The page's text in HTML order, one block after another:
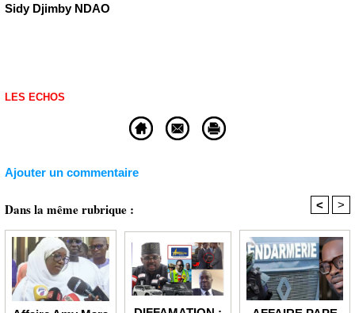
Sidy Djimby NDAO
LES ECHOS
Ajouter un commentaire
Dans la même rubrique : < >